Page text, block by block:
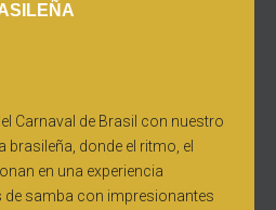
Carnaval de Brasil con nuestro
donde el ritmo, el
en una experiencia
de samba con impresionantes